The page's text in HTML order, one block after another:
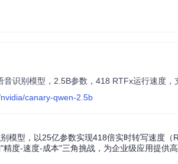
canary-qwen-2.5b
模型，以25亿参数实现418倍实时转写速度
度-速度-成本"三角挑战，为企业级应用提供